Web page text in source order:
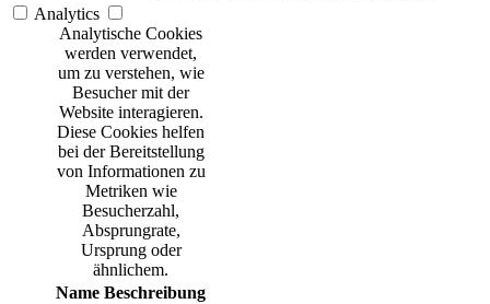
Analytics
Analytische Cookies
werden verwendet,
um zu verstehen, wie
Besucher mit der
Website interagieren.
Diese Cookies helfen
bei der Bereitstellung
von Informationen zu
Metriken wie
Besucherzahl,
Absprungrate,
Ursprung oder
ähnlichem.
Name Beschreibung